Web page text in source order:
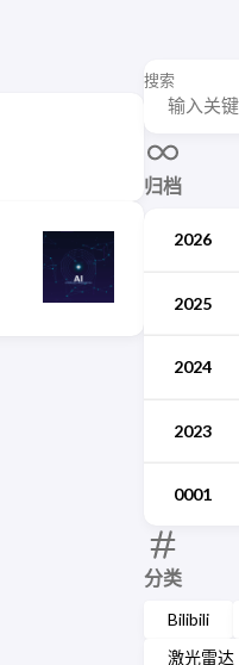
搜索
归档
2026
2025
2024
2023
0001
分类
Bilibili
激光雷达